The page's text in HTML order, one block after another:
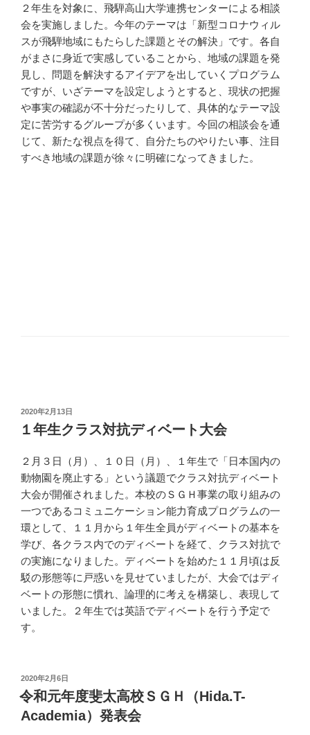
２年生を対象に、飛騨高山大学連携センターによる相談
会を実施しました。今年のテーマは「新型コロナウィル
スが飛騨地域にもたらした課題とその解決」です。各自
がまさに身近で実感していることから、地域の課題を発
見し、問題を解決するアイデアを出していくプログラム
ですが、いざテーマを設定しようとすると、現状の把握
や事実の確認が不十分だったりして、具体的なテーマ設
定に苦労するグループが多くいます。今回の相談会を通
じて、新たな視点を得て、自分たちのやりたい事、注目
すべき地域の課題が徐々に明確になってきました。
投
稿
日:
2020年2月13日
１年生クラス対抗ディベート大会
２月３日（月）、１０日（月）、１年生で「日本国内の
動物園を廃止する」という議題でクラス対抗ディベート
大会が開催されました。本校のＳＧＨ事業の取り組みの
一つであるコミュニケーション能力育成プログラムの一
環として、１１月から１年生全員がディベートの基本を
学び、各クラス内でのディベートを経て、クラス対抗で
の実施になりました。ディベートを始めた１１月頃は反
駁の形態等に戸惑いを見せていましたが、大会ではディ
ベートの形態に慣れ、論理的に考えを構築し、表現して
いました。２年生では英語でディベートを行う予定で
す。
投
稿
日:
2020年2月6日
令和元年度斐太高校ＳＧＨ（Hida.T-
Academia）発表会